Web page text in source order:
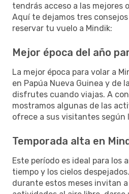
tendrás acceso a las mejores
Aquí te dejamos tres
reservar tu vuelo a Mindik:
Mejor época del año
La mejor época para volar a
en Papúa Nueva Guinea y de
disfrutes cuando viajas. A
mostramos algunas de las
ofrece a sus visitantes según
Temporada alta en
Este período es ideal para los
tiempo y los cielos
durante estos meses invitan